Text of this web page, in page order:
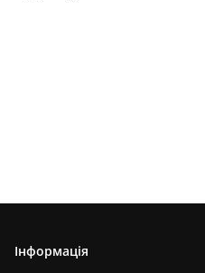
Інформація